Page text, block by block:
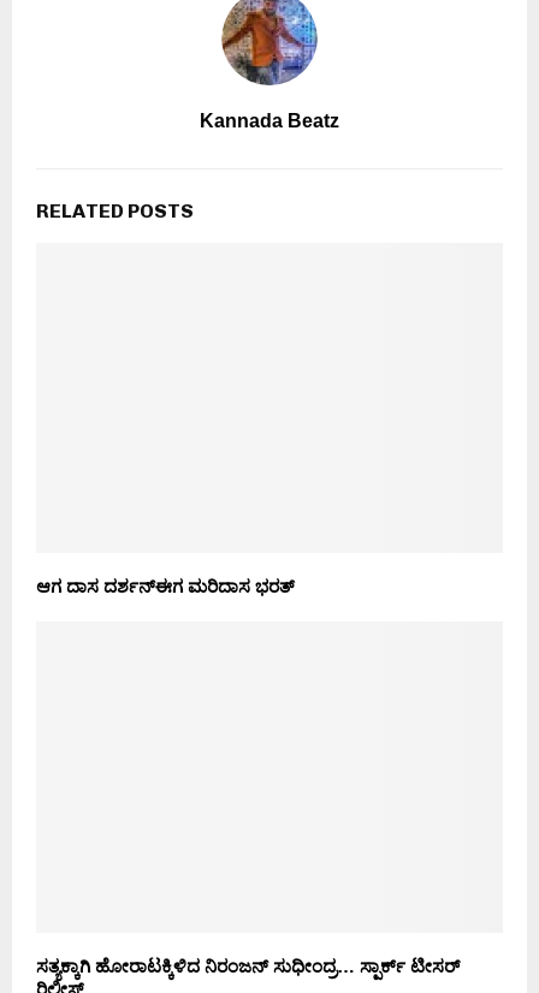
Kannada Beatz
RELATED POSTS
ಆಗ ದಾಸ ದರ್ಶನ್ಈಗ ಮರಿದಾಸ ಭರತ್
ಸತ್ಯಕ್ಕಾಗಿ ಹೋರಾಟಕ್ಕಿಳಿದ ನಿರಂಜನ್ ಸುಧೀಂದ್ರ… ಸ್ಪಾರ್ಕ್ ಟೀಸರ್
ರಿಲೀಸ್